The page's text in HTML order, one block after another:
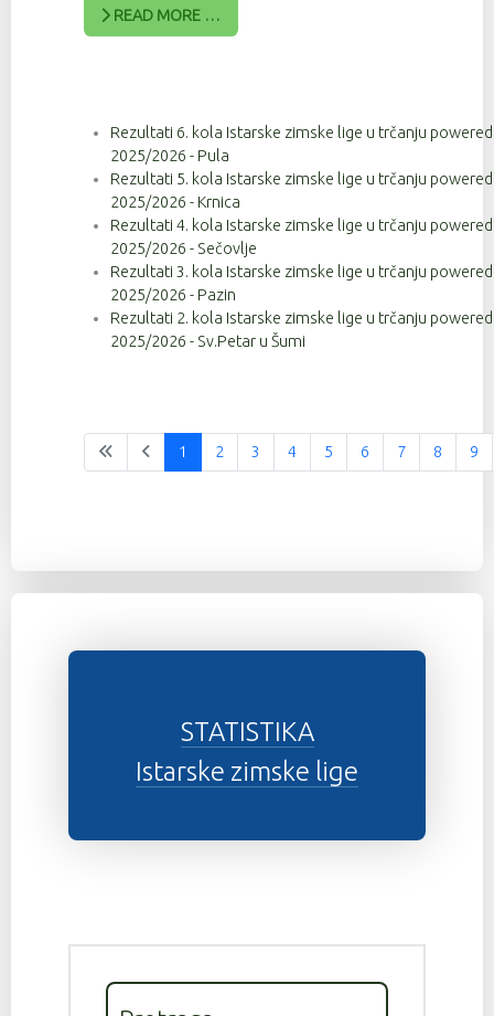
READ MORE …
Rezultati 6. kola Istarske zimske lige u trčanju
2025/2026 - Pula
Rezultati 5. kola Istarske zimske lige u trčanju
2025/2026 - Krnica
Rezultati 4. kola Istarske zimske lige u trčanju
2025/2026 - Sečovlje
Rezultati 3. kola Istarske zimske lige u trčanju
2025/2026 - Pazin
Rezultati 2. kola Istarske zimske lige u trčanju
2025/2026 - Sv.Petar u Šumi
1 2 3 4 5 6 7 8 9
STATISTIKA
Istarske zimske lige